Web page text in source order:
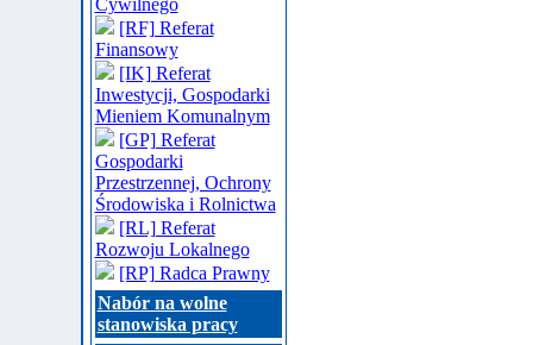
Cywilnego
[RF] Referat
Finansowy
[IK] Referat
Inwestycji, Gospodarki
Mieniem Komunalnym
[GP] Referat
Gospodarki
Przestrzennej, Ochrony
Środowiska i Rolnictwa
[RL] Referat
Rozwoju Lokalnego
[RP] Radca Prawny
Nabór na wolne
stanowiska pracy